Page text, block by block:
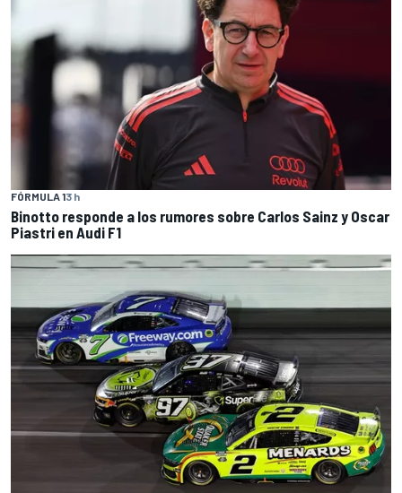
FÓRMULA 13 h
Binotto responde a los rumores sobre Carlos Sainz y Oscar
Piastri en Audi F1